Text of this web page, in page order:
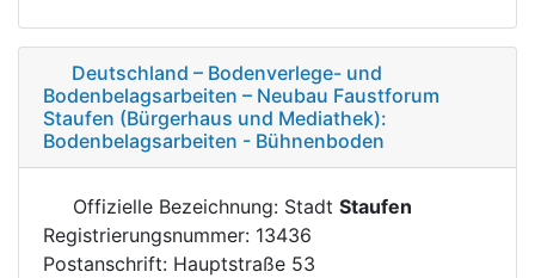
Deutschland – Bodenverlege- und
Bodenbelagsarbeiten – Neubau Faustforum
Staufen (Bürgerhaus und Mediathek):
Bodenbelagsarbeiten - Bühnenboden
Offizielle Bezeichnung: Stadt Staufen
Registrierungsnummer: 13436
Postanschrift: Hauptstraße 53